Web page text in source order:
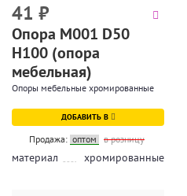
41 ₽
Опора М001 D50
H100 (опора
мебельная)
Опоры мебельные хромированные
ДОБАВИТЬ В
Продажа: оптом в розницу
материал хромированные